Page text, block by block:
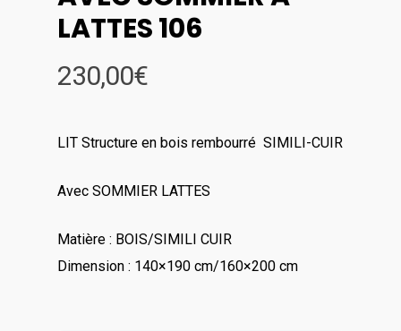
LATTES 106
230,00€
LIT Structure en bois rembourré SIMILI-CUIR
Avec SOMMIER LATTES
Matière : BOIS/SIMILI CUIR
Dimension : 140×190 cm/160×200 cm